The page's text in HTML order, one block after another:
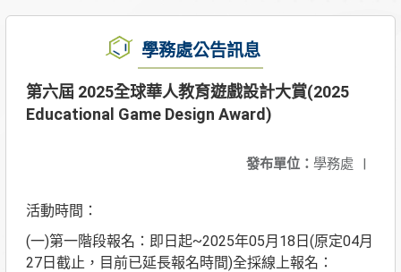
學務處公告訊息
第六屆 2025全球華人教育遊戲設計大賞(2025
Educational Game Design Award)
發布單位： 學務處 |
活動時間：
(一)第一階段報名：即日起~2025年05月18日(原定04月
27日截止，目前已延長報名時間)全採線上報名：